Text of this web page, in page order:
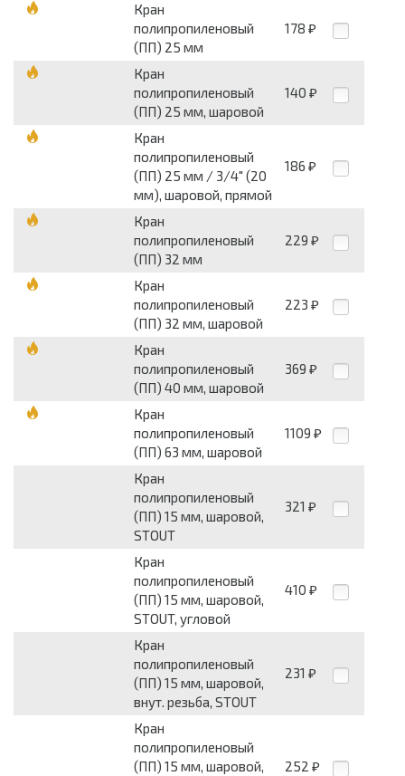
Кран
полипропиленовый
(ПП) 25 мм
178 ₽
Кран
полипропиленовый
(ПП) 25 мм, шаровой
140 ₽
Кран
полипропиленовый
(ПП) 25 мм / 3/4" (20
мм), шаровой, прямой
186 ₽
Кран
полипропиленовый
(ПП) 32 мм
229 ₽
Кран
полипропиленовый
(ПП) 32 мм, шаровой
223 ₽
Кран
полипропиленовый
(ПП) 40 мм, шаровой
369 ₽
Кран
полипропиленовый
(ПП) 63 мм, шаровой
1109 ₽
Кран
полипропиленовый
(ПП) 15 мм, шаровой,
STOUT
321 ₽
Кран
полипропиленовый
(ПП) 15 мм, шаровой,
STOUT, угловой
410 ₽
Кран
полипропиленовый
(ПП) 15 мм, шаровой,
внут. резьба, STOUT
231 ₽
Кран
полипропиленовый
(ПП) 15 мм, шаровой,
252 ₽